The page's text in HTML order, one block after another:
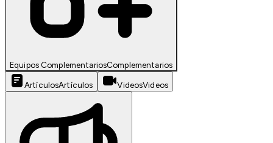
Equipos ComplementariosComplementarios
ArtículosArtículos VideosVideos